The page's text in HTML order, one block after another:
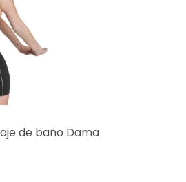
de baño Dama